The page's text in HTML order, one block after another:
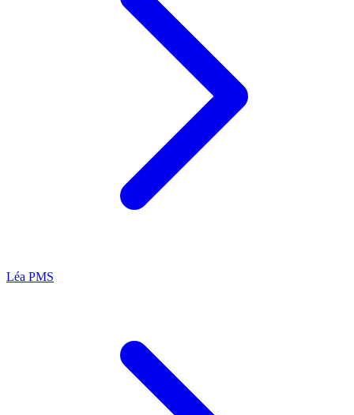
Léa PMS